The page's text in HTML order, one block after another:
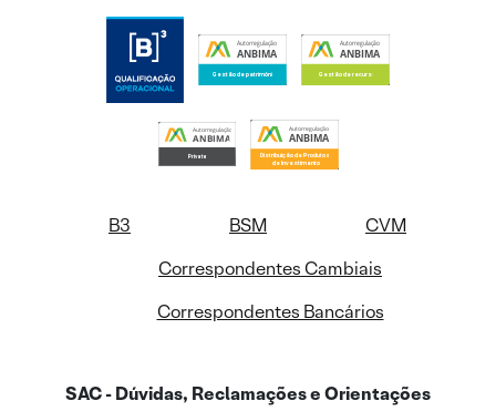
B3 BSM
CVM
Correspondentes Cambiais
Correspondentes Bancários
SAC - Dúvidas, Reclamações e Orientações